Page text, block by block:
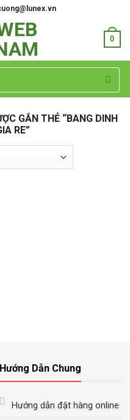
0
GẮN THẺ “BANG DINH
RE”
Hướng Dẫn Chung
Hướng dẫn đặt hàng online